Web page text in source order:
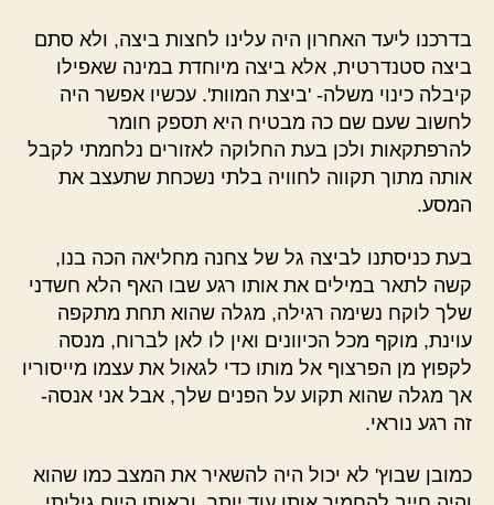
בדרכנו ליעד האחרון היה עלינו לחצות ביצה, ולא סתם
ביצה סטנדרטית, אלא ביצה מיוחדת במינה שאפילו
קיבלה כינוי משלה- 'ביצת המוות'. עכשיו אפשר היה
לחשוב שעם שם כה מבטיח היא תספק חומר
להרפתקאות ולכן בעת החלוקה לאזורים נלחמתי לקבל
אותה מתוך תקווה לחוויה בלתי נשכחת שתעצב את
המסע.
בעת כניסתנו לביצה גל של צחנה מחליאה הכה בנו,
קשה לתאר במילים את אותו רגע שבו האף הלא חשדני
שלך לוקח נשימה רגילה, מגלה שהוא תחת מתקפה
עוינת, מוקף מכל הכיוונים ואין לו לאן לברוח, מנסה
לקפוץ מן הפרצוף אל מותו כדי לגאול את עצמו מייסוריו
אך מגלה שהוא תקוע על הפנים שלך, אבל אני אנסה-
זה רגע נוראי.
כמובן שבוץ' לא יכול היה להשאיר את המצב כמו שהוא